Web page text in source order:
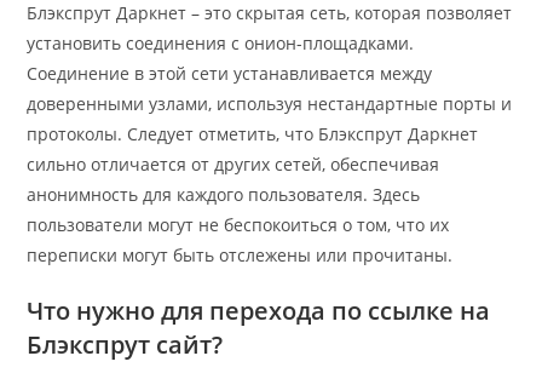
Блэкспрут Даркнет – это скрытая сеть, которая позволяет
установить соединения с онион-площадками.
Соединение в этой сети устанавливается между
доверенными узлами, используя нестандартные порты и
протоколы. Следует отметить, что Блэкспрут Даркнет
сильно отличается от других сетей, обеспечивая
анонимность для каждого пользователя. Здесь
пользователи могут не беспокоиться о том, что их
переписки могут быть отслежены или прочитаны.
Что нужно для перехода по ссылке на
Блэкспрут сайт?